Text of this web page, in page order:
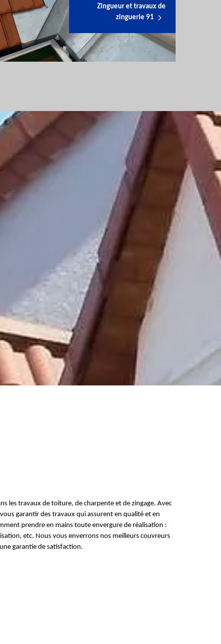
Zingueur et travaux de
zinguerie 91
les travaux de toiture, de charpente et de zingage. Avec
garantir des travaux qui assurent en qualité et en
prendre en mains toute envergure de réalisation :
etc. Nous vous enverrons nos meilleurs couvreurs
garantie de satisfaction.